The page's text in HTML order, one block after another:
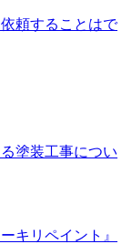
頼することはで
塗装工事につい
キリペイント』